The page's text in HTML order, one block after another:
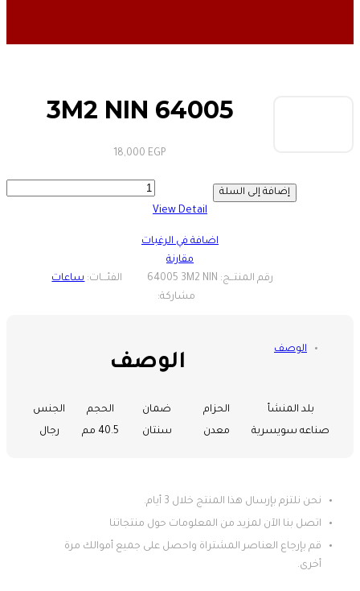
64005 3M2 NIN
18,000 EGP
إضافة إلى السلة
View Detail
اضافة في الرغبات
مقارنة
ساعات
الوصف
الوصف
بلد المنشأ الحزام ضمان الحجم
الجنس
صناعه سويسرية
معدن سنتان 40.5 مم رجال
نحن نلتزم بإرسال هذا المنتج خلال 3 أيام.
اتصل بنا الآن لمزيد من المعلومات حول منتجاتنا
قم بإرجاع العناصر المشتراة واحصل على جميع أموالك مرة
أخرى.